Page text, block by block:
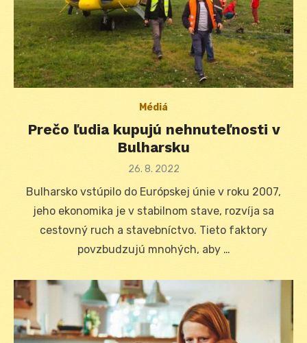
Médiá
Prečo ľudia kupujú nehnuteľnosti v
Bulharsku
Posted
26. 8. 2022
Bulharsko vstúpilo do Európskej únie v roku 2007,
jeho ekonomika je v stabilnom stave, rozvíja sa
cestovný ruch a stavebníctvo. Tieto faktory
povzbudzujú mnohých, aby …